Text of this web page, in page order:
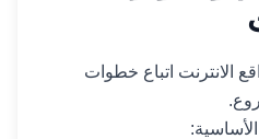
الانترنت اتباع خطوات